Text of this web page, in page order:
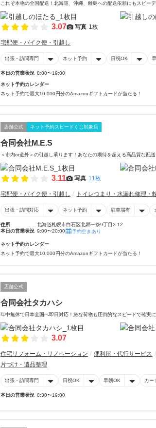
これぞ本物の全国配送！北海道、沖縄、離島への配送依頼にもスピー
3.07 写真 1枚
宅配便・バイク便・引越し
出張・訪問専門 ネット予約 日祝OK
本日の営業状況 8:00〜19:00
ネット予約カレンダー
ネット予約で最大10,000円分のAmazonギフトカードが当たる！
店舗公式 ネット予約スピードくじ対象店
合同会社M.E.S
＜市内or道外＞の引越し承ります！あなたの期待を超える高品質な配
3.11 写真 11枚
宅配便・バイク便・引越し トイレつまり・水漏れ修理・
出張・訪問対応 ネット予約 駐車場有
住所
北海道札幌市白石区北郷一条9丁目2-12
本日の営業状況 9:00〜20:00 予約空きあり
ネット予約カレンダー
ネット予約で最大10,000円分のAmazonギフトカードが当たる！
店舗公式
合同会社タカハシ
年中無休で日本全国へ即日対応！急な荷物も圧倒的なスピードで確実
3.07
住宅リフォーム・リノベーション 便利屋・代行サービス
片づけ・遺品整理
出張・訪問専門 日祝OK 早朝OK カー
本日の営業状況 8:30〜19:00